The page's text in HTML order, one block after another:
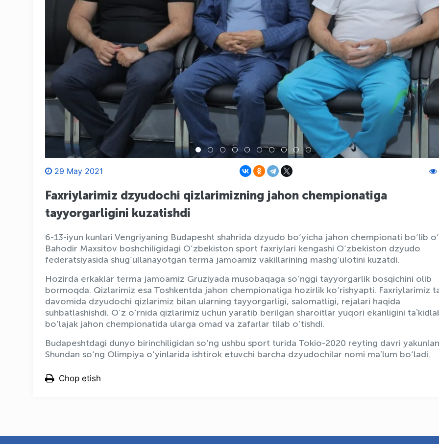
29 May 2021
Faxriylarimiz dzyudochi qizlarimizning jahon chempionatiga
tayyorgarligini kuzatishdi
6-13-iyun kunlari Vengriyaning Budapesht shahrida dzyudo bo‘yicha jahon chempionati bo‘lib
Bahodir Maxsitov boshchiligidagi O‘zbekiston sport faxriylari kengashi O‘zbekiston dzyudo
federatsiyasida shug‘ullanayotgan terma jamoamiz vakillarining mashg‘ulotini kuzatdi.
Hozirda erkaklar terma jamoamiz Gruziyada musobaqaga so‘nggi tayyorgarlik bosqichini olib
bormoqda. Qizlarimiz esa Toshkentda jahon chempionatiga hozirlik ko‘rishyapti. Faxriylarimiz
davomida dzyudochi qizlarimiz bilan ularning tayyorgarligi, salomatligi, rejalari haqida
suhbatlashishdi. O‘z o‘rnida qizlarimiz uchun yaratib berilgan sharoitlar yuqori ekanligini
bo‘lajak jahon chempionatida ularga omad va zafarlar tilab o‘tishdi.
Budapeshtdagi dunyo birinchiligidan so‘ng ushbu sport turida Tokio-2020 reyting davri
Shundan so‘ng Olimpiya o‘yinlarida ishtirok etuvchi barcha dzyudochilar nomi maʼlum bo‘ladi.
Chop etish